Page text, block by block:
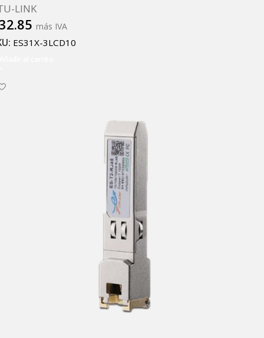
LINK
más IVA
ES31X-3LCD10